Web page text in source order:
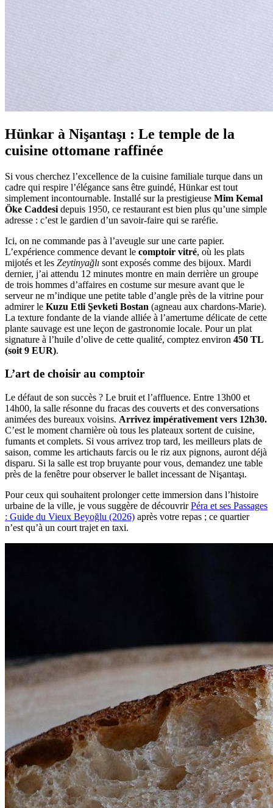
Hünkar à Nişantaşı : Le temple de la
cuisine ottomane raffinée
Si vous cherchez l’excellence de la cuisine familiale turque dans un
cadre qui respire l’élégance sans être guindé, Hünkar est tout
simplement incontournable. Installé sur la prestigieuse Mim Kemal
Öke Caddesi depuis 1950, ce restaurant est bien plus qu’une simple
adresse : c’est le gardien d’un savoir-faire qui se raréfie.
Ici, on ne commande pas à l’aveugle sur une carte papier.
L’expérience commence devant le comptoir vitré, où les plats
mijotés et les Zeytinyağlı sont exposés comme des bijoux. Mardi
dernier, j’ai attendu 12 minutes montre en main derrière un groupe
de trois hommes d’affaires en costume sur mesure avant que le
serveur ne m’indique une petite table d’angle près de la vitrine pour
admirer le Kuzu Etli Şevketi Bostan (agneau aux chardons-Marie).
La texture fondante de la viande alliée à l’amertume délicate de cette
plante sauvage est une leçon de gastronomie locale. Pour un plat
signature à l’huile d’olive de cette qualité, comptez environ 450 TL
(soit 9 EUR).
L’art de choisir au comptoir
Le défaut de son succès ? Le bruit et l’affluence. Entre 13h00 et
14h00, la salle résonne du fracas des couverts et des conversations
animées des bureaux voisins. Arrivez impérativement vers 12h30.
C’est le moment charnière où tous les plateaux sortent de cuisine,
fumants et complets. Si vous arrivez trop tard, les meilleurs plats de
saison, comme les artichauts farcis ou le riz aux pignons, auront déjà
disparu. Si la salle est trop bruyante pour vous, demandez une table
près de la fenêtre pour observer le ballet incessant de Nişantaşı.
Pour ceux qui souhaitent prolonger cette immersion dans l’histoire
urbaine de la ville, je vous suggère de découvrirPéra et ses Passages
: Guide du Vieux Beyoğlu (2026) après votre repas ; ce quartier
n’est qu’à un court trajet en taxi.